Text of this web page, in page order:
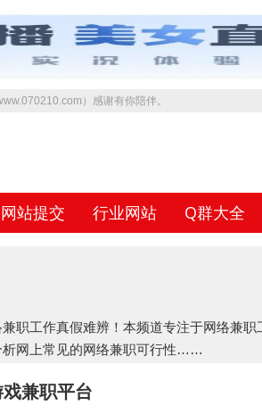
）感谢有你陪伴。
网站提交 行业网站 Q群大全
工作真假难辨！本频道专注于网络兼职
析网上常见的网络兼职可行性……
兼职平台